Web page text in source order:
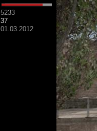
5233
37
01.03.2012